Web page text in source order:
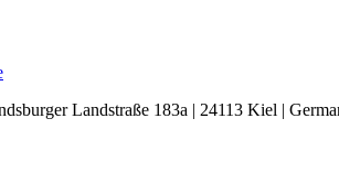
Landstraße 183a | 24113 Kiel |